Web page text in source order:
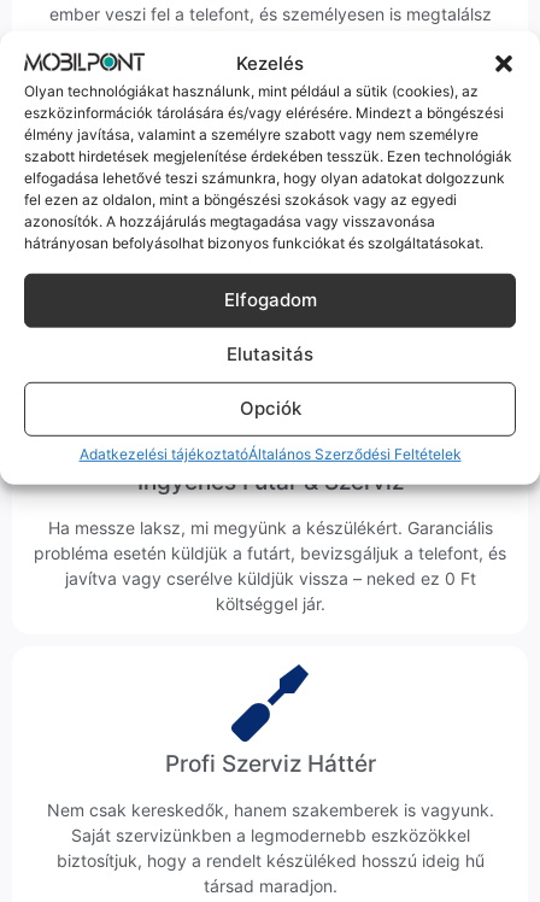
Kezelés
Olyan technológiákat használunk, mint például a sütik (cookies), az
eszközinformációk tárolására és/vagy elérésére. Mindezt a böngészési
élmény javítása, valamint a személyre szabott vagy nem személyre
szabott hirdetések megjelenítése érdekében tesszük. Ezen technológiák
elfogadása lehetővé teszi számunkra, hogy olyan adatokat dolgozzunk
fel ezen az oldalon, mint a böngészési szokások vagy az egyedi
azonosítók. A hozzájárulás megtagadása vagy visszavonása
hátrányosan befolyásolhat bizonyos funkciókat és szolgáltatásokat.
Elfogadom
Elutasitás
Opciók
Adatkezelési tájékoztatóÁltalános Szerződési Feltételek
ember veszi fel a telefont, és személyesen is megtalálsz
Korrekt Ügyintézés
Hibázni emberi dolog, de a felelősségvállalás nálunk alap.
Ha ritkán előfordul egy hiba, nem kifogásokat keresünk,
hanem megoldást. Szakértő kollégáink azonnal kézbe
Ingyenes Futár & Szerviz
Ha messze laksz, mi megyünk a készülékért. Garanciális
probléma esetén küldjük a futárt, bevizsgáljuk a telefont, és
javítva vagy cserélve küldjük vissza – neked ez 0 Ft
költséggel jár.
Profi Szerviz Háttér
Nem csak kereskedők, hanem szakemberek is vagyunk.
Saját szervizünkben a legmodernebb eszközökkel
biztosítjuk, hogy a rendelt készüléked hosszú ideig hű
társad maradjon.